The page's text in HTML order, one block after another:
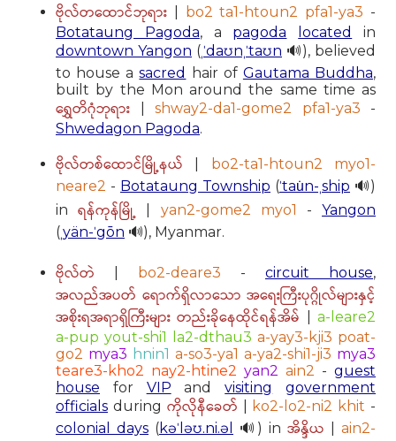
ဗိုလ်တထောင်ဘုရား bo2 ta1-htoun2 pfa1-ya3 -
Botataung Pagoda, a pagoda located
in
downtown Yangon (ˌˈdaʊnˌˈtaʊn 🔊), believed
to house asacred hair of Gautama Buddha,
built by the Mon around the same time as
ရွှေတိဂုံဘုရား shway2-da1-gome2 pfa1-ya3 -
Shwedagon Pagoda.
ဗိုလ်တစ်ထောင်မြို့နယ်
bo2-ta1-htoun2 myo1-
neare2 - Botataung Township (ˈtau̇n-ˌship 🔊)
inရန်ကုန်မြို့ yan2-gome2 myo1 -Yangon
(ˌyän-ˈgōn 🔊), Myanmar.
ဗိုလ်တဲ bo2-deare3 - circuit house,
အလည်အပတ် ရောက်ရှိလာသော အရေးကြီးပုဂ္ဂိုလ်များနှင့်
အစိုးရအရာရှိကြီးများ တည်းခိုနေထိုင်ရန်အိမ် |a-leare2
a-pup yout-shi1 la2-dthau3 a-yay3-kji3 poat-
go2 mya3 hnin1 a-so3-ya1 a-ya2-shi1-ji3 mya3
teare3-kho2 nay2-htine2 yan2 ain2 - guest
house for VIP andvisiting
government
officials during ကိုလိုနီခေတ် ko2-lo2-ni2 khit -
colonial days (kəˈləʊ.ni.əl 🔊) in အိန္ဒိယ
ain2-